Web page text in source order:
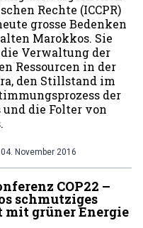
Rechte (ICCPR)
grosse Bedenken
Marokkos. Sie
Verwaltung der
Ressourcen in der
den Stillstand im
der
und die Folter von
04. November 2016
COP22 –
schmutziges
mit grüner Energie